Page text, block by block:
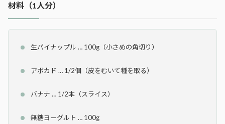
材料（1人分）
生パイナップル … 100g（小さめの角切り）
アボカド … 1/2個（皮をむいて種を取る）
バナナ … 1/2本（スライス）
無糖ヨーグルト … 100g